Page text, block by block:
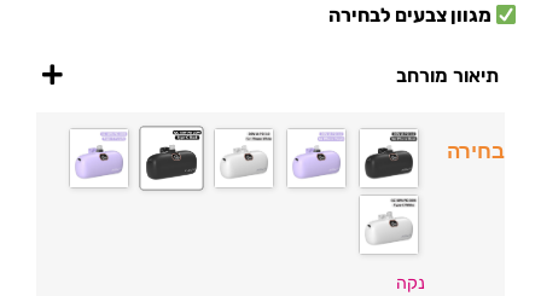
מגוון צבעים לבחירה
תיאור מורחב
בחירה
נקה